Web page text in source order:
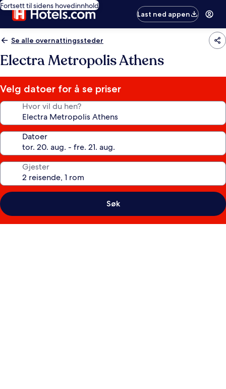
Fortsett til sidens hovedinnhold
Last ned appen
Se alle overnattingssteder
Electra Metropolis Athens
Velg datoer for å se priser
Hvor vil du hen?
Datoer
Gjester
Søk